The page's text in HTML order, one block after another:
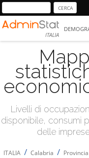
ITALIA
Livelli di
disponibile, consumi
delle
ITALIA / Calabria /